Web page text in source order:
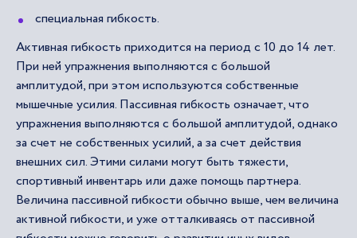
специальная гибкость.
Активная гибкость приходится на период с 10 до 14 лет.
При ней упражнения выполняются с большой
амплитудой, при этом используются собственные
мышечные усилия. Пассивная гибкость означает, что
упражнения выполняются с большой амплитудой, однако
за счет не собственных усилий, а за счет действия
внешних сил. Этими силами могут быть тяжести,
спортивный инвентарь или даже помощь партнера.
Величина пассивной гибкости обычно выше, чем величина
активной гибкости, и уже отталкиваясь от пассивной